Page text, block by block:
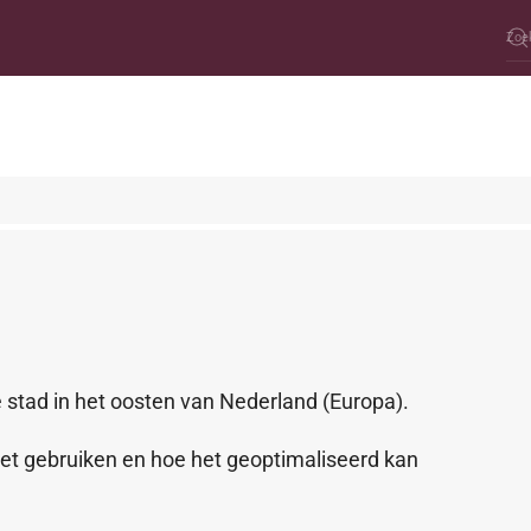
in het oosten van Nederland (Europa).
gebruiken en hoe het geoptimaliseerd kan